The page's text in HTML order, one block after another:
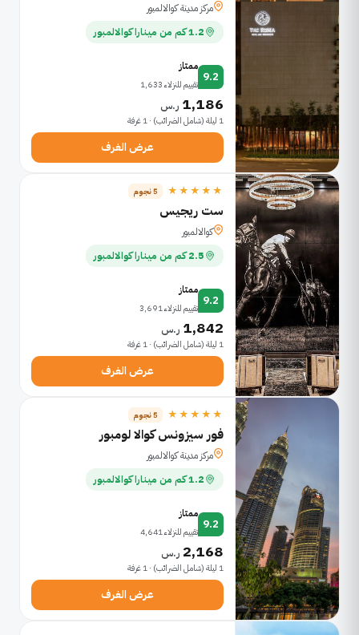
مركز مدينة كوالالمبور
1.2 كم من مينارا كوالالمبور
9.2
ممتاز
تقييم للنزلاء 1,633
1,186 ر.س
1 ليلة (شامل الضرائب) · 1 غرفة
عرض الغرف
★★★★★ 5 نجوم
ست ريجيس
كوالالمبور
2.5 كم من مينارا كوالالمبور
9.2
ممتاز
تقييم للنزلاء 3,691
1,842 ر.س
1 ليلة (شامل الضرائب) · 1 غرفة
عرض الغرف
★★★★★ 5 نجوم
فور سيزونس كوالا لومبور
مركز مدينة كوالالمبور
1.2 كم من مينارا كوالالمبور
9.2
ممتاز
تقييم للنزلاء 4,641
2,168 ر.س
1 ليلة (شامل الضرائب) · 1 غرفة
عرض الغرف